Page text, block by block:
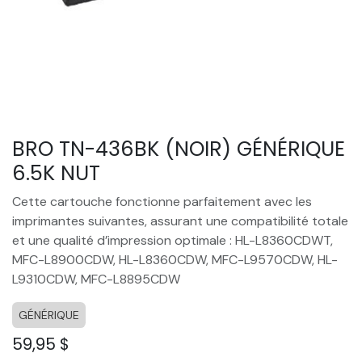
BRO TN-436BK (NOIR) GÉNÉRIQUE
6.5K NUT
Cette cartouche fonctionne parfaitement avec les
imprimantes suivantes, assurant une compatibilité totale
et une qualité d’impression optimale : HL-L8360CDWT,
MFC-L8900CDW, HL-L8360CDW, MFC-L9570CDW, HL-
L9310CDW, MFC-L8895CDW
GÉNÉRIQUE
59,95 $